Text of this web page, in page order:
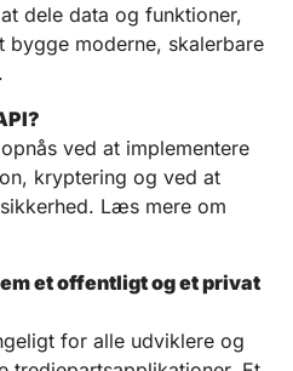
dele data og funktioner,
bygge moderne, skalerbare
ved at implementere
kryptering og ved at
Læs mere om
et offentligt og et privat
for alle udviklere og